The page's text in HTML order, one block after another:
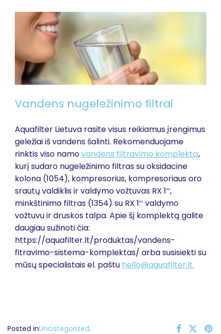
Vandens nugeležinimo filtrai
Aquafilter Lietuva rasite visus reikiamus įrengimus
geležiai iš vandens šalinti. Rekomenduojame
rinktis viso namovandens filtravimo komplektą,
kurį sudaro nugeležinimo filtras su oksidacine
kolona (1054), kompresorius, kompresoriaus oro
srautų valdiklis ir valdymo vožtuvas RX 1‘‘,
minkštinimo filtras (1354) su RX 1‘‘ valdymo
vožtuvu ir druskos talpa. Apie šį komplektą galite
daugiau sužinoti čia:
https://aquafilter.lt/produktas/vandens-
fitravimo-sistema-komplektas/ arba susisiekti su
mūsų specialistais el. paštu hello@aquafilter.lt.
Posted inUncategorized.